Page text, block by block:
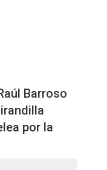
Barroso
por la